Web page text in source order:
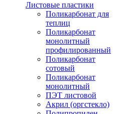
Листовые пластики
Поликарбонат для
теплиц
Поликарбонат
монолитный
профилированный
Поликарбонат
сотовый
Поликарбонат
монолитный
ПЭТ листовой
Акрил (оргстекло)